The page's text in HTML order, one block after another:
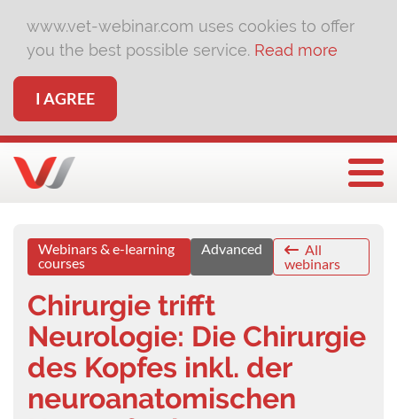
www.vet-webinar.com uses cookies to offer
you the best possible service. Read more
I AGREE
Webinars & e-learning
courses
Advanced
All
webinars
Chirurgie trifft
Neurologie: Die Chirurgie
des Kopfes inkl. der
neuroanatomischen